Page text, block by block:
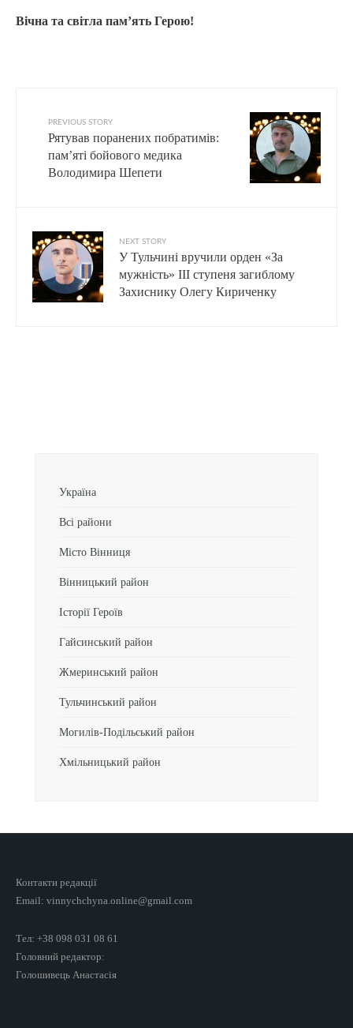
Вічна та світла пам’ять Герою!
PREVIOUS STORY
Рятував поранених побратимів:
пам’яті бойового медика
Володимира Шепети
NEXT STORY
У Тульчині вручили орден «За
мужність» ІІІ ступеня загиблому
Захиснику Олегу Кириченку
Україна
Всі райони
Місто Вінниця
Вінницький район
Історії Героїв
Гайсинський район
Жмеринський район
Тульчинський район
Могилів-Подільський район
Хмільницький район
Контакти редакції
Email: vinnychchyna.online@gmail.com
Тел: +38 098 031 08 61
Головний редактор:
Голошивець Анастасія